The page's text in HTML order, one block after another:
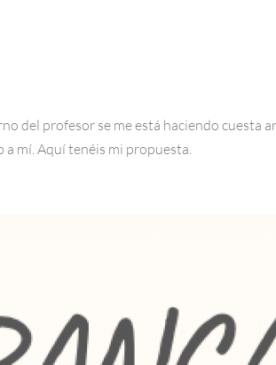
del profesor se me está haciendo cuesta
mí. Aquí tenéis mi propuesta.